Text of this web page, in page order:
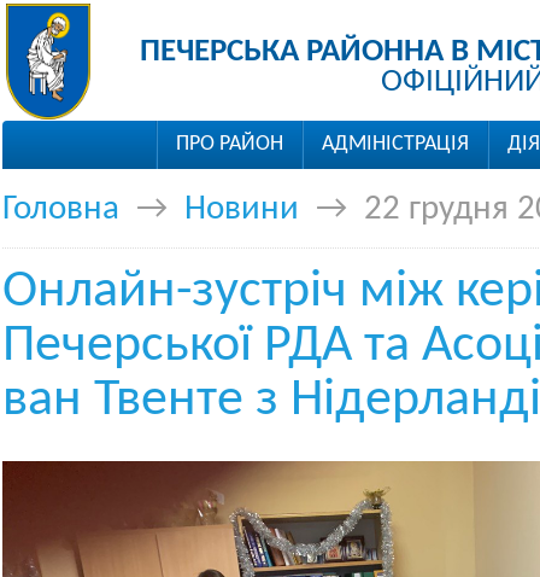
ПЕЧЕРСЬКА РАЙОННА В
ПРО РАЙОН АДМІНІСТРАЦІЯ
Головна → Новини → 22 грудня
Онлайн-зустріч між
Печерської РДА та
ван Твенте з